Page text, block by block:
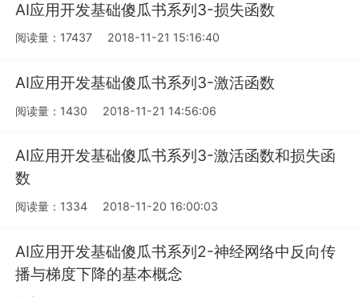
AI应用开发基础傻瓜书系列3-损失函数
阅读量：17437 2018-11-21 15:16:40
AI应用开发基础傻瓜书系列3-激活函数
阅读量：1430 2018-11-21 14:56:06
AI应用开发基础傻瓜书系列3-激活函数和损失函
数
阅读量：1334 2018-11-20 16:00:03
AI应用开发基础傻瓜书系列2-神经网络中反向传
播与梯度下降的基本概念